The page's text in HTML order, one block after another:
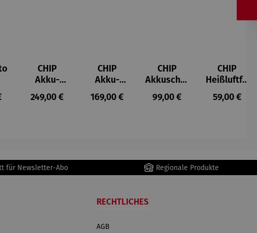
Preis:
CHIP
Akku-
Staubsau
ger
Regulärer Preis:
249,00 €
CHIP
Akku-
Staubsau
ger DS02
Regulärer Preis:
169,00 €
CHIP
Akkuschra
uber
Regulärer Preis:
99,00 €
CHIP
Heißluftfri
tteuse
Regulärer
59,00 €
für Newsletter-Abo Regionale Produkte
RECHTLICHES
AGB